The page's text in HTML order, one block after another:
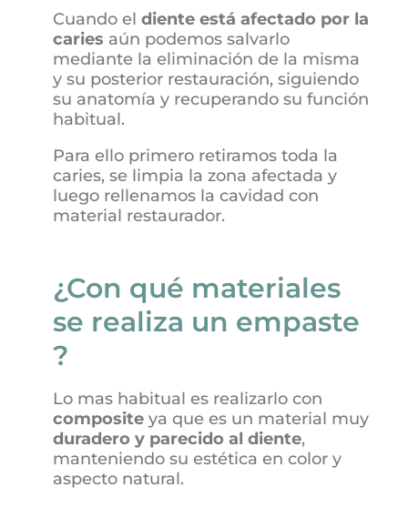
Cuando el diente está afectado por la
caries aún podemos salvarlo
mediante la eliminación de la misma
y su posterior restauración, siguiendo
su anatomía y recuperando su función
habitual.
Para ello primero retiramos toda la
caries, se limpia la zona afectada y
luego rellenamos la cavidad con
material restaurador.
¿Con qué materiales
se realiza un empaste
?
Lo mas habitual es realizarlo con
composite ya que es un material muy
duradero y parecido al diente,
manteniendo su estética en color y
aspecto natural.